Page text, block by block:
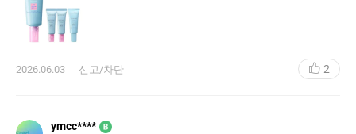
맞을지, 끈적임 없이 편안하게 발릴지 정말 궁금합니다. 기대를 저
버리지 않는 제품이길 바랍니다!
2026.06.03 신고/차단 2
ymcc**** B